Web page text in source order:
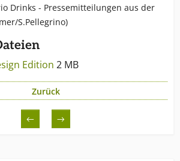
Drinks - Pressemitteilungen aus der
S.Pellegrino)
Edition 2 MB
Zurück
← →